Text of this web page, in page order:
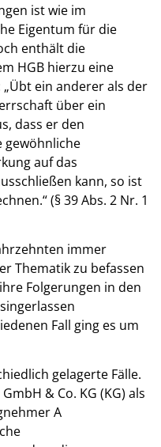
ist wie im
Eigentum für die
enthält die
HGB hierzu eine
ein anderer als der
über ein
dass er den
gewöhnliche
auf das
kann, so ist
(§ 39 Abs. 2 Nr. 1
immer
Thematik zu befassen
Folgerungen in den
Fall ging es um
gelagerte Fälle.
& Co. KG (KG) als
A